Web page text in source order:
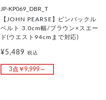
JP-KP069_DBR_T
【JOHN PEARSE】ピンバックル
ベルト 3.0cm幅/ブラウン×スエー
ド(ウエスト94cmまで対応)
¥5,489 税込
3点￥9,999～